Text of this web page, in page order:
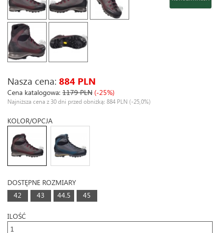
Nasza cena: 884 PLN
Cena katalogowa: 1179 PLN (-25%)
Najniższa cena z 30 dni przed obniżką: 884 PLN (-25,0%)
KOLOR/OPCJA
DOSTĘPNE ROZMIARY
42
43 44.5 45
ILOŚĆ